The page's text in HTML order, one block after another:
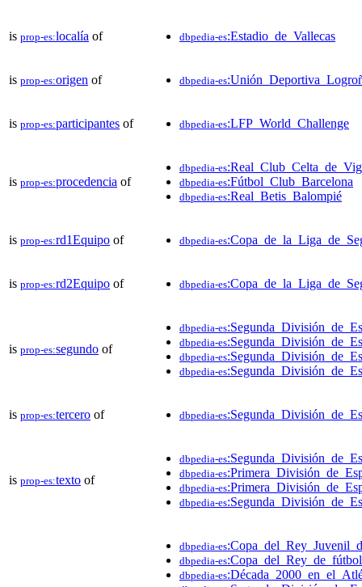
is prop-es:localía of dbpedia-es:Estadio_de_Vallecas
is prop-es:origen of dbpedia-es
is prop-es:participantes of dbpedia-es:LFP_World_Challenge
is prop-es:procedencia of
dbpedia-es
dbpedia-es:Fútbol_Club_Barcelona
dbpedia-es:Real_Betis_Balompié
is prop-es:rd1Equipo of dbpedia-es
is prop-es:rd2Equipo of dbpedia-es
is prop-es:segundo of
dbpedia-es
dbpedia-es
dbpedia-es
dbpedia-es
is prop-es:tercero of dbpedia-es
is prop-es:texto of
dbpedia-es
dbpedia-es
dbpedia-es
dbpedia-es
dbpedia-es
dbpedia-es
dbpedia-es